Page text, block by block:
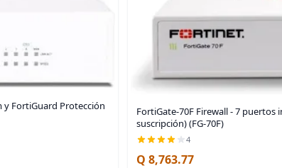
y FortiGuard Protección
FortiGate-70F Firewall - 7 puertos
suscripción) (FG-70F)
4
Q 8,763.77